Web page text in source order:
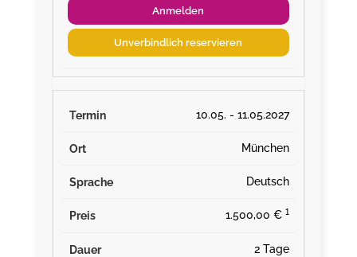
Anmelden
Unverbindlich reservieren
10.05. - 11.05.2027
München
Deutsch
1.500,00 € ¹
2 Tage